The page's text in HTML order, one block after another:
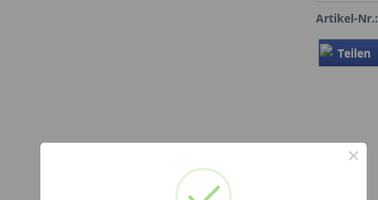
Artikel-Nr.:
Teilen
×